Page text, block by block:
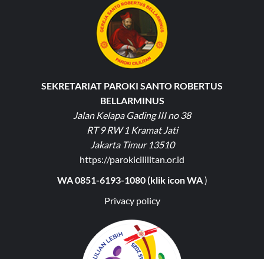
SEKRETARIAT PAROKI SANTO ROBERTUS
BELLARMINUS
Jalan Kelapa Gading III no 38
RT 9 RW 1 Kramat Jati
Jakarta Timur 13510
https://parokicililitan.or.id
WA 0851-6193-1080 (klik icon WA)
Privacy policy